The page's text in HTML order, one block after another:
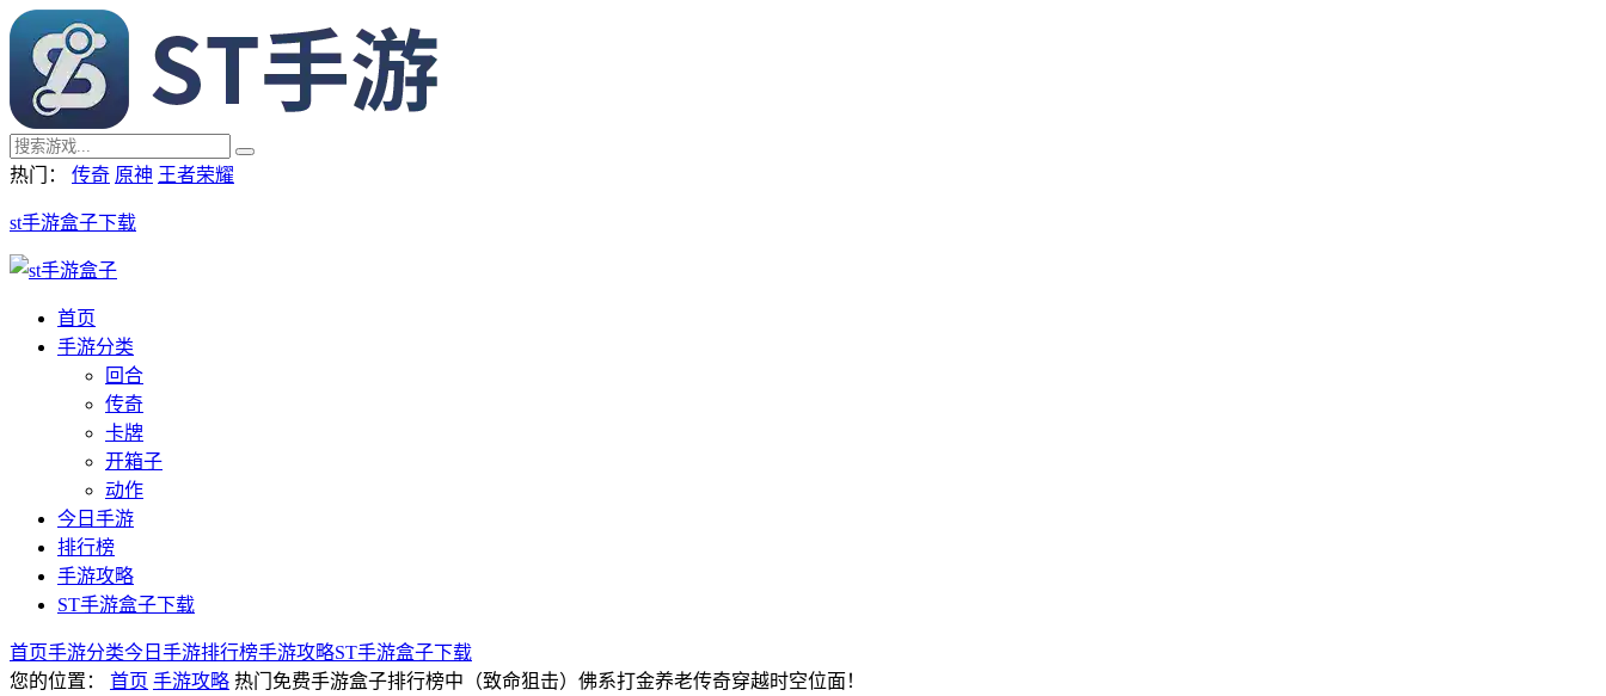
热门： 传奇 原神 王者荣耀
st手游盒子下载
首页
手游分类
回合
传奇
卡牌
开箱子
动作
今日手游
排行榜
手游攻略
ST手游盒子下载
首页手游分类今日手游排行榜手游攻略ST手游盒子下载
您的位置：
首页 手游攻略 热门免费手游盒子排行榜中（致命狙击）佛系打金养老传奇穿越时空位面！